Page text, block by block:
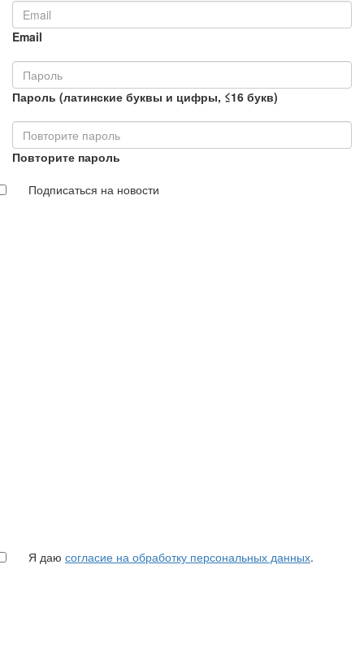
Email
Пароль (латинские буквы и цифры, ≤16 букв)
Повторите пароль
Подписаться на новости
Я даю согласие на обработку персональных данных.